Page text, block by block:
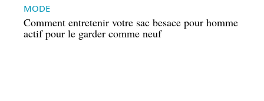
MODE
Comment entretenir votre sac besace pour homme
actif pour le garder comme neuf